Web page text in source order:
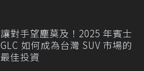
讓對手望塵莫及！2025 年賓士
GLC 如何成為台灣 SUV 市場的
最佳投資